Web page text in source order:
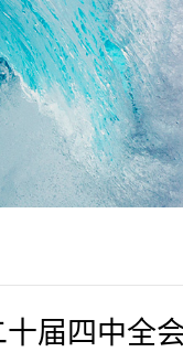
届四中全